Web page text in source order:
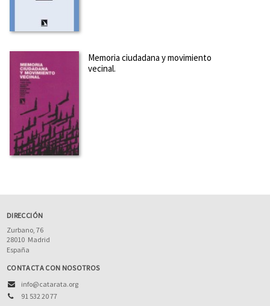
Memoria ciudadana y movimiento
vecinal.
DIRECCIÓN
Zurbano, 76
28010 Madrid
España
CONTACTA CON NOSOTROS
info@catarata.org
91 532 20 77